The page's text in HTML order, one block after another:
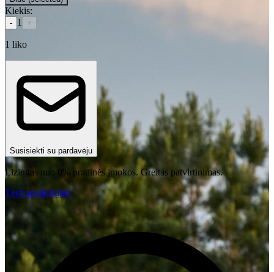
Kiekis:
- 1 +
1 liko
Susisiekti su pardavėju
Lizingas nuo 0% pradinės įmokos. Greitas patvirtinimas.
Tęsti apsipirkimą